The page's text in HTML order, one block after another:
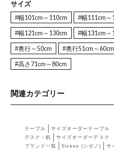
サイズ
#幅101cm～110cm #幅111cm～
#幅121cm～130cm #幅131cm～
#奥行～50cm #奥行51cm～60cm
#高さ71cm～80cm
関連カテゴリー
テーブル
サイズオーダーテーブル
デスク・机
サイズオーダーデスク
ブランド一覧
Sizeno (シゼノ) サ